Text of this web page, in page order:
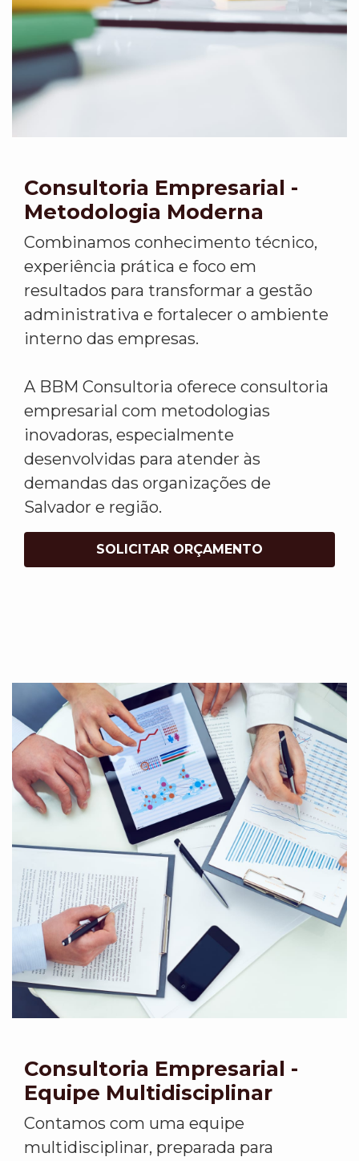
Consultoria Empresarial -
Metodologia Moderna
Combinamos conhecimento técnico,
experiência prática e foco em
resultados para transformar a gestão
administrativa e fortalecer o ambiente
interno das empresas.
A BBM Consultoria oferece consultoria
empresarial com metodologias
inovadoras, especialmente
desenvolvidas para atender às
demandas das organizações de
Salvador e região.
SOLICITAR ORÇAMENTO
Consultoria Empresarial -
Equipe Multidisciplinar
Contamos com uma equipe
multidisciplinar, preparada para